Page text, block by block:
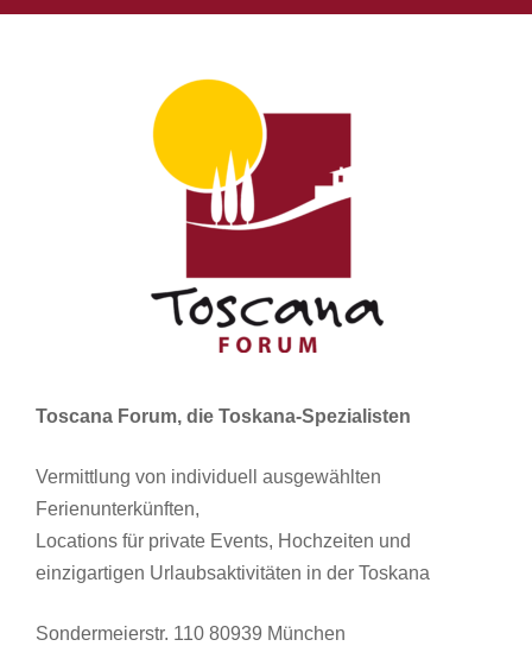
Toscana Forum, die Toskana-Spezialisten
Vermittlung von individuell ausgewählten
Ferienunterkünften,
Locations für private Events, Hochzeiten und
einzigartigen Urlaubsaktivitäten in der Toskana
Sondermeierstr. 110 80939 München